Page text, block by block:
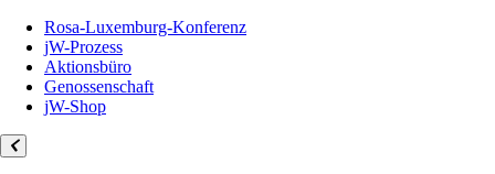
Rosa-Luxemburg-Konferenz
jW-Prozess
Aktionsbüro
Genossenschaft
jW-Shop